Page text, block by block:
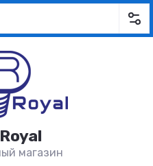
магазин